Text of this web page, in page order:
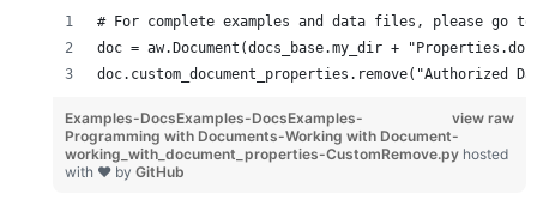
# For complete examples and data files, please go to
doc = aw.Document(docs_base.my_dir +
doc.custom_document_properties.remove("Authorized
view raw
Examples-DocsExamples-DocsExamples-
Programming with Documents-Working with Document-
working_with_document_properties-CustomRemove.py hosted
with ❤ by GitHub